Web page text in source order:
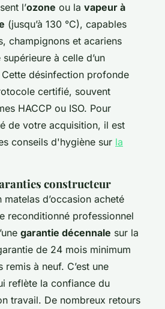
l’ozone ou la vapeur à
(jusqu’à 130 °C), capables
champignons et acariens
à celle d’un
désinfection profonde
certifié, souvent
HACCP ou ISO. Pour
de votre acquisition, il est
conseils d'hygiène sur la
constructeur
d’occasion acheté
reconditionné professionnel
garantie décennale sur la
de 24 mois minimum
à neuf. C’est une
reflète la confiance du
travail. De nombreux retours